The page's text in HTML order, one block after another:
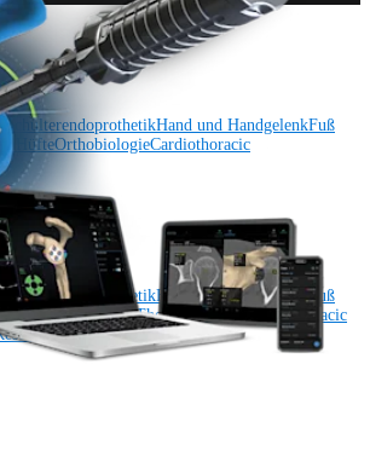
SchulterendoprothetikHand und HandgelenkFuß
HüfteOrthobiologieCardiothoracic
SchulterendoprothetikHand und HandgelenkFuß
OrthobiologieHerz-Thoraxchirurgie
Cardiothoracic